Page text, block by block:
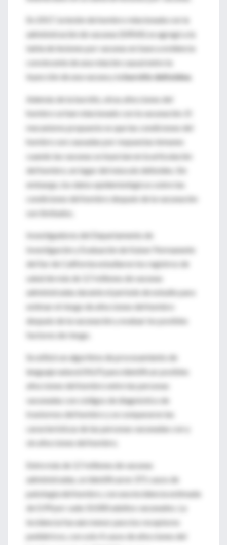
En 2017, la lesión de hombro relacionada con la
administración de vacunas (SIRVA) se agregó a la
tabla de lesiones por vacunas en base a evidencia
convincente de una relación causal entre la
inyección de una vacuna y labursitis deltoidea
Además de la bursitis, otras afecciones del
hombro se han relacionado con la vacunación. El
mecanismo propuesto es que las condiciones del
hombro son causadas por respuestas inmunes
cuando las vacunas se inyectan en la articulación
del hombro, en lugar del músculo deltoides. Sin
embargo, los datos epidemiológicos sobre las
condiciones del hombro después de la vacunación
son limitados.
Investigadores del Departamento de
Investigación y Evaluación de Kaiser Permanente
del Sur de California estudiaron los registros de
salud de más de 3,7 millones de vacunas
administradas durante el período de estudio para
estimar el riesgo de afecciones del hombro
después de la vacunación y evaluar los posibles
factores de riesgo.
Se utilizó un algoritmo de procesamiento de
lenguaje natural (NLP) para identificar posibles
afecciones del hombro entre las personas
vacunadas con códigos de diagnóstico de
trastornos del hombro y se compararon las
características de las personas vacunadas con y
sin afecciones del hombro.
Entre más de 3,7 millones de vacunas
administradas, se identificaron 371 casos de
patología del hombro, con una incidencia estimada
de 0,99 por cada 10.000 adultos vacunados. La
incidencia fue aún menor para los receptores
pediátricos, con solo 4 casos de afecciones del